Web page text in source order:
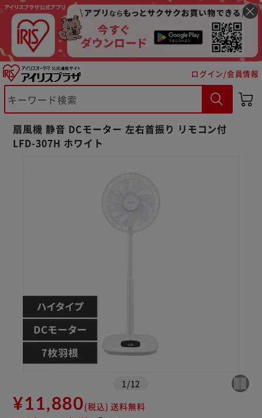
ログイン/会員情報
扇風機 静音 DCモーター 左右首振り リモコン付
LFD-307H ホワイト
1 /12
¥11,880(税込) 送料無料
カートに入れる